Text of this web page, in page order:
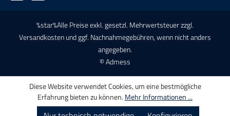
%star%Alle Preise exkl. gesetzl. Mehrwertsteuer zzgl.
Versandkostenund ggf. Nachnahmegebühren, wenn nicht anders
angegeben.
© Admess
Diese Website verwendet Cookies, um eine bestmögliche
Erfahrung bieten zu können. Mehr Informationen ...